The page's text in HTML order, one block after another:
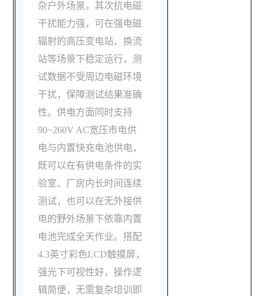
杂户外场景。其次抗电磁
干扰能力强，可在强电磁
辐射的高压变电站、换流
站等场景下稳定运行，测
试数据不受周边电磁环境
干扰，保障测试结果准确
性。供电方面同时支持
90~260V AC宽压市电供
电与内置快充电池供电，
既可以在有供电条件的实
验室、厂房内长时间连续
测试，也可以在无外接供
电的野外场景下依靠内置
电池完成全天作业。搭配
4.3英寸彩色LCD触摸屏，
强光下可视性好，操作逻
辑简便，无需复杂培训即